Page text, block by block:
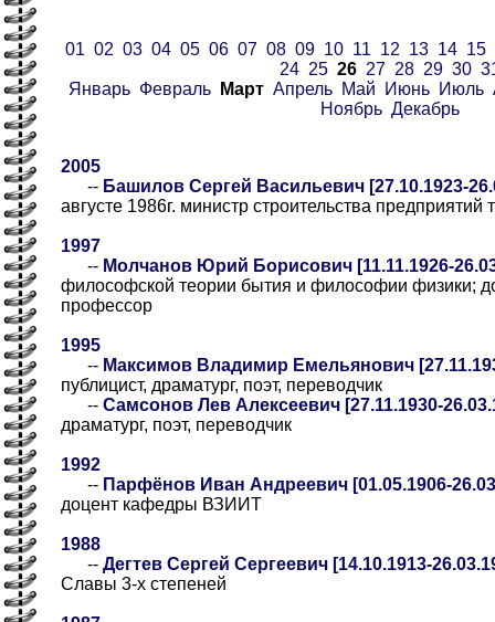
01 02 03 04 05 06 07 08 09 10 11 12 13 14 15
24 25 26 27 28 29 30
Январь Февраль Март Апрель Май Июнь Июль
Ноябрь Декабрь
2005
-- Башилов Сергей Васильевич [27.10.1923-
августе 1986г. министр строительства
1997
-- Молчанов Юрий Борисович [11.11.1926-
философской теории бытия и философии физики;
профессор
1995
-- Максимов Владимир Емельянович
публицист, драматург, поэт, переводчик
-- Самсонов Лев Алексеевич [27.11.1930-
драматург, поэт, переводчик
1992
-- Парфёнов Иван Андреевич [01.05.1906-
доцент кафедры ВЗИИТ
1988
-- Дегтев Сергей Сергеевич [14.10.1913-
Славы 3-х степеней